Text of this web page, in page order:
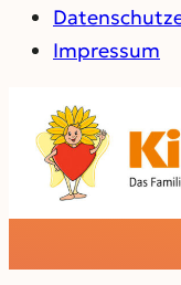
Impressum
Inhalt
springen